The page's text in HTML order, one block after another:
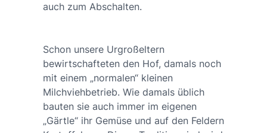
auch zum Abschalten.
Schon unsere Urgroßeltern
bewirtschafteten den Hof, damals noch
mit einem „normalen“ kleinen
Milchviehbetrieb. Wie damals üblich
bauten sie auch immer im eigenen
„Gärtle“ ihr Gemüse und auf den Feldern